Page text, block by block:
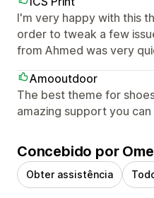
I'm very happy with this
order to tweak a few
from Ahmed was very
Amooutdoor
The best theme for
amazing support you can
Concebido por
Obter assistência